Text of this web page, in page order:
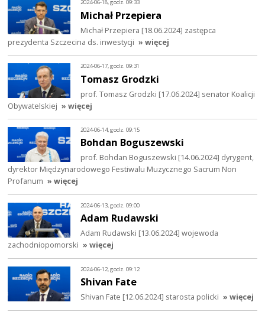
2024-06-18, godz. 09:33
Michał Przepiera
Michał Przepiera [18.06.2024] zastępca
prezydenta Szczecina ds. inwestycji » więcej
2024-06-17, godz. 09:31
Tomasz Grodzki
prof. Tomasz Grodzki [17.06.2024] senator Koalicji
Obywatelskiej » więcej
2024-06-14, godz. 09:15
Bohdan Boguszewski
prof. Bohdan Boguszewski [14.06.2024] dyrygent,
dyrektor Międzynarodowego Festiwalu Muzycznego Sacrum Non
Profanum » więcej
2024-06-13, godz. 09:00
Adam Rudawski
Adam Rudawski [13.06.2024] wojewoda
zachodniopomorski » więcej
2024-06-12, godz. 09:12
Shivan Fate
Shivan Fate [12.06.2024] starosta policki » więcej